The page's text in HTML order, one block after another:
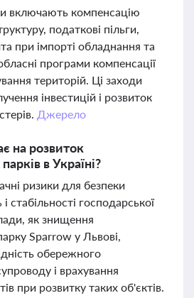
включають компенсацію
податкові пільги,
при імпорті обладнання та
програми компенсації
територій. Ці заходи
інвестицій і розвиток
Джерело
на розвиток
в Україні?
ризики для безпеки
стабільності господарської
як знищення
Sparrow у Львові,
обережного
і врахування
при розвитку таких об'єктів.